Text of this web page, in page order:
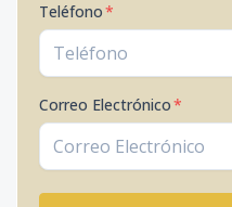
Teléfono*
Correo Electrónico*